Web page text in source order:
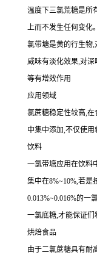
温度下三氯荒糖是所
上而不发生任何变化。
氯带塘是黄的行生物
威味有淡化效果,对
等有增效作用
应用领域
氯蔗糖稳定性较高,
中集中添加,不仅使
饮料
一氯带塘应用在饮料
集中在8%~10%,若是
0.013%~0.016%的一
一氯底糖,才能保证们
烘焙食品
由于二氯蔗糖具有耐